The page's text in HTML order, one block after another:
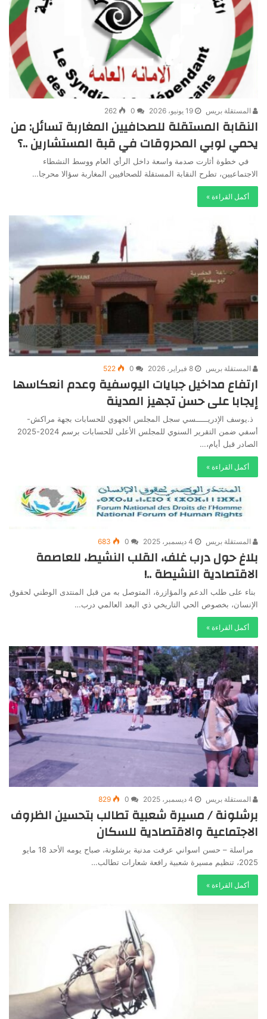
المستقلة بريس 19 يونيو، 2026 0
262
النقابة المستقلة للصحافيين المغاربة تسائل: من
يحمي لوبي المحروقات في قبة المستشارين ..؟
في خطوة أثارت صدمة واسعة داخل الرأي العام ووسط النشطاء
الاجتماعيين، تطرح النقابة المستقلة للصحافيين المغاربة سؤالا محرجا…
أكمل القراءة »
المستقلة بريس 8 فبراير، 2026 0
522
ارتفاع مداخيل جبايات اليوسفية وعدم انعكاسها
إيجابا على حسن تجهيز المدينة
ذ.يوسف الإدريـــــسي سجل المجلس الجهوي للحسابات بجهة مراكش-
أسفي ضمن التقرير السنوي للمجلس الأعلى للحسابات برسم 2024-2025
الصادر قبل أيام،…
أكمل القراءة »
المستقلة بريس 4 ديسمبر، 2025 0
683
بلاغ حول درب غلف، القلب النشيط، للعاصمة
الاقتصادية النشيطة ..!
بناء على طلب الدعم والمؤازرة، المتوصل به من قبل المنتدى الوطني لحقوق
الإنسان، بخصوص الحي التاريخي ذي البعد العالمي درب…
أكمل القراءة »
المستقلة بريس 4 ديسمبر، 2025 0
829
برشلونة / مسيرة شعبية تطالب بتحسين الظروف
الاجتماعية والاقتصادية للسكان
مراسلة – حسن اسواني عرفت مدنية برشلونة، صباح يومه الأحد 18 مايو
2025، تنظيم مسيرة شعبية رافعة شعارات تطالب…
أكمل القراءة »